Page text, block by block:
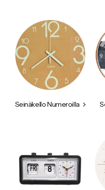
Seinäkello Numeroilla